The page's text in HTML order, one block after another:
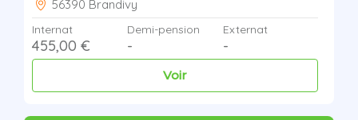
56390 Brandivy
Internat
455,00 €
Demi-pension
-
Externat
-
Voir